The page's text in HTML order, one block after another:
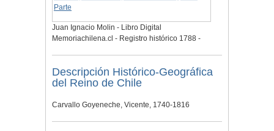
Juan Ignacio Molin - Libro Digital
Memoriachilena.cl - Registro histórico 1788 -
Descripción Histórico-Geográfica
del Reino de Chile
Carvallo Goyeneche, Vicente, 1740-1816